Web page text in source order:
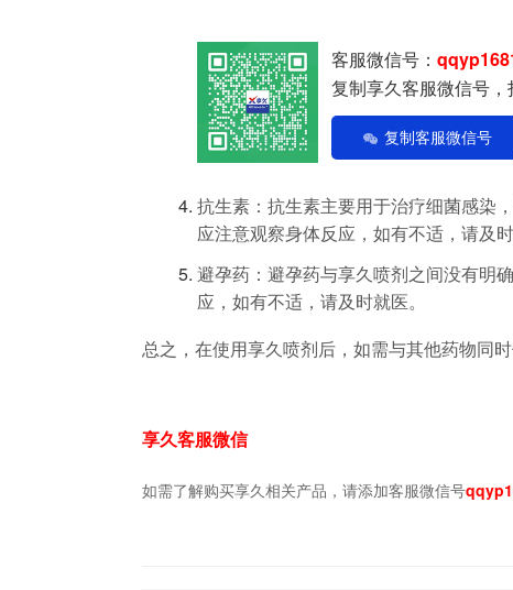
客服微信号：
复制享久客服微信号
复制客服微信号
抗生素：抗生素主要用于治疗细菌感染
应注意观察身体反应，如有不适，请及时
避孕药：避孕药与享久喷剂之间没有明
应，如有不适，请及时就医。
总之，在使用享久喷剂后，如需与其他药物同
享久客服微信
如需了解购买享久相关产品，请添加客服微信号